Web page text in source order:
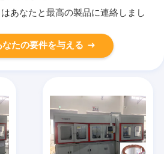
あなたと最高の製品に連絡しまし
なたの要件を与える